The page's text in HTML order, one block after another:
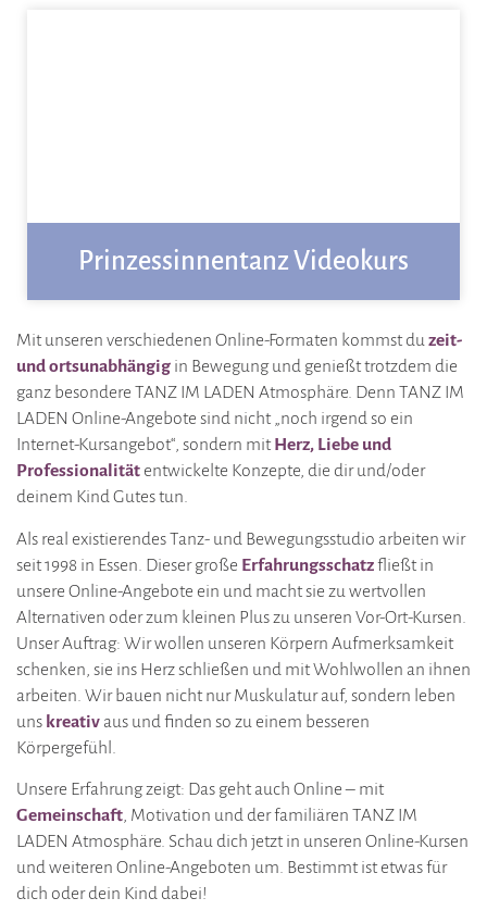
Prinzessinnentanz Videokurs
Mit unseren verschiedenen Online-Formaten kommst duzeit-
und ortsunabhängig in Bewegung und genießt trotzdem die
ganz besondere TANZ IM LADEN Atmosphäre. Denn TANZ IM
LADEN Online-Angebote sind nicht „noch irgend so ein
Internet-Kursangebot“, sondern mit Herz, Liebe und
Professionalität entwickelte Konzepte, die dir und/oder
deinem Kind Gutes tun.
Als real existierendes Tanz- und Bewegungsstudio arbeiten wir
seit 1998 in Essen. Dieser große Erfahrungsschatzfließt in
unsere Online-Angebote ein und macht sie zu wertvollen
Alternativen oder zum kleinen Plus zu unseren Vor-Ort-Kursen.
Unser Auftrag: Wir wollen unseren Körpern Aufmerksamkeit
schenken, sie ins Herz schließen und mit Wohlwollen an ihnen
arbeiten. Wir bauen nicht nur Muskulatur auf, sondern leben
uns kreativ aus und finden so zu einem besseren
Körpergefühl.
Unsere Erfahrung zeigt: Das geht auch Online – mit
Gemeinschaft, Motivation und der familiären TANZ IM
LADEN Atmosphäre. Schau dich jetzt in unseren Online-Kursen
und weiteren Online-Angeboten um. Bestimmt ist etwas für
dich oder dein Kind dabei!